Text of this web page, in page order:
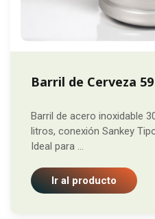
Barril de Cerveza
Barril de acero inoxidable
litros, conexión Sankey
Ideal para ...
Ir al producto